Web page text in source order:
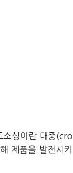
소싱이란 대중(cro
제품을 발전시키